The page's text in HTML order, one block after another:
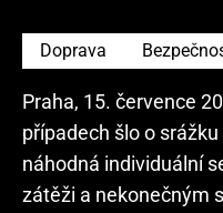
Doprava
Praha, 15. července
případech šlo o
náhodná individuální
zátěži a nekonečným